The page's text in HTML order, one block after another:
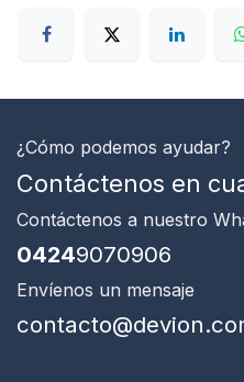
¿Cómo podemos ayudar?
Contáctenos en
Contáctenos a nuestro
04249070906
Envíenos un mensaje